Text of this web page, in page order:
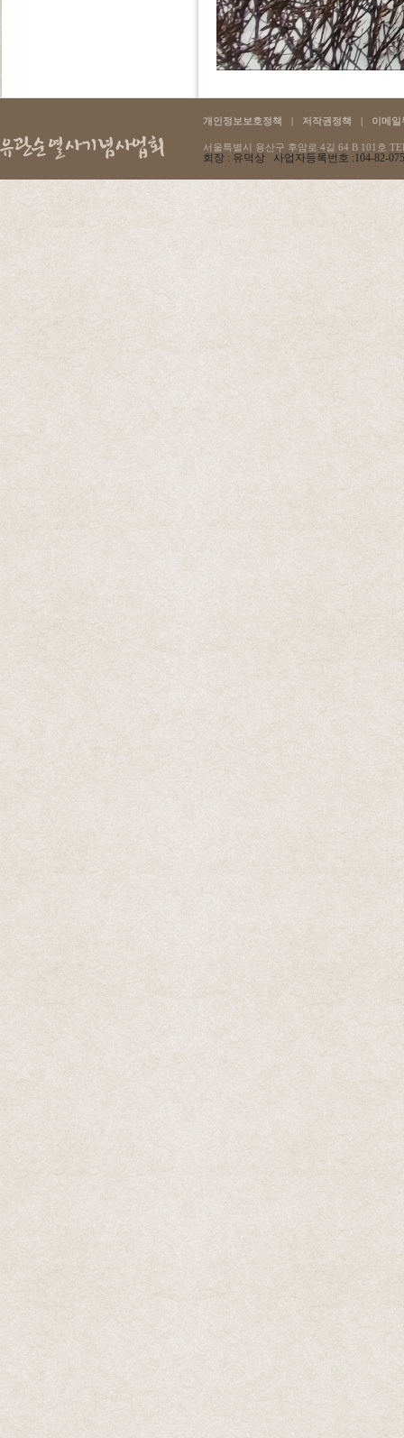
개인정보보호정책 | 저작권정책 | 이메일
서울특별시 용산구 후암로 4길 64 B 101호
회장 : 유덕상 사업자등록번호 :104-82-